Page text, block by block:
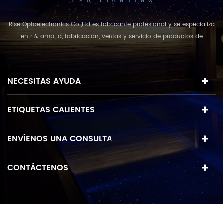
Rise Optoelectronics Co.,Ltd es fabricante profesional y se especializa
en r & amp; d, fabricación, ventas y servicio de productos de
iluminación led, con una amplia variedad de unidades de
iluminación para uso residencial, comercial y de paisaje. con el
destacado", que combina u...
NECESITAS AYUDA
ETIQUETAS CALIENTES
ENVÍENOS UNA CONSULTA
CONTÁCTENOS